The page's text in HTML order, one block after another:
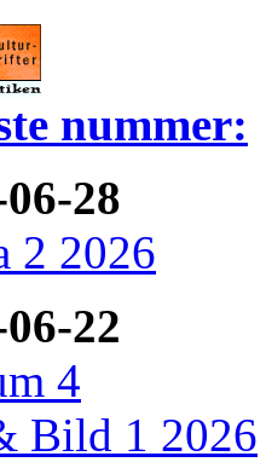
nummer:
28
2 2026
22
4
Bild 1 2026